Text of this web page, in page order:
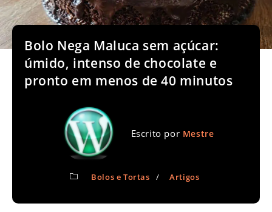
Bolo Nega Maluca sem açúcar:
úmido, intenso de chocolate e
pronto em menos de 40 minutos
Escrito por Mestre
Bolos e Tortas / Artigos